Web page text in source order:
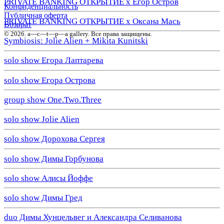
PRIVATE BANKING ОТКРЫТИЕ х Оксана Мась
Symbiosis: Jolie Alien + Mikita Kunitski
solo show Егора Лаптарева
solo show Егора Острова
group show One.Two.Three
solo show Jolie Alien
solo show Дорохова Сергея
solo show Димы Горбунова
solo show Алисы Йоффе
solo show Димы Гред
duo Димы Хунцельвег и Александра Селиванова
Конфиденциальность
Публичная оферта
Возврат
© 2026. a—с—t—р—a gallery. Все права защищены.